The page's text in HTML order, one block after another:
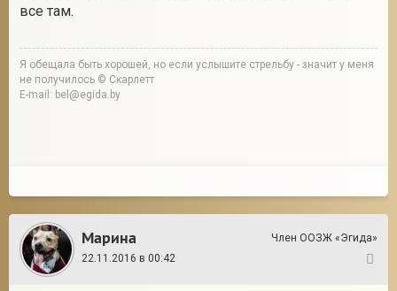
все там.
Я обещала быть хорошей, но если услышите стрельбу - значит у меня
не получилось © Скарлетт
E-mail: bel@egida.by
Марина
Член ООЗЖ «Эгида»
22.11.2016 в 00:42